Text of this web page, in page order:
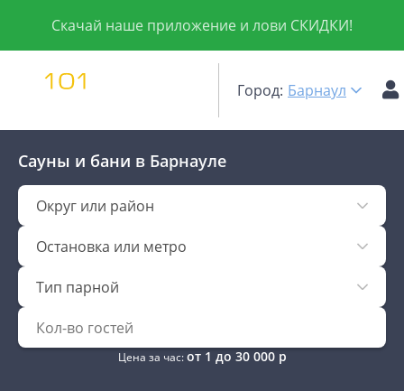
Скачай наше приложение и лови СКИДКИ!
Город: Барнаул
Сауны и бани в Барнауле
Округ или район
Остановка или метро
Тип парной
Цена за час:от 1 до 30 000р